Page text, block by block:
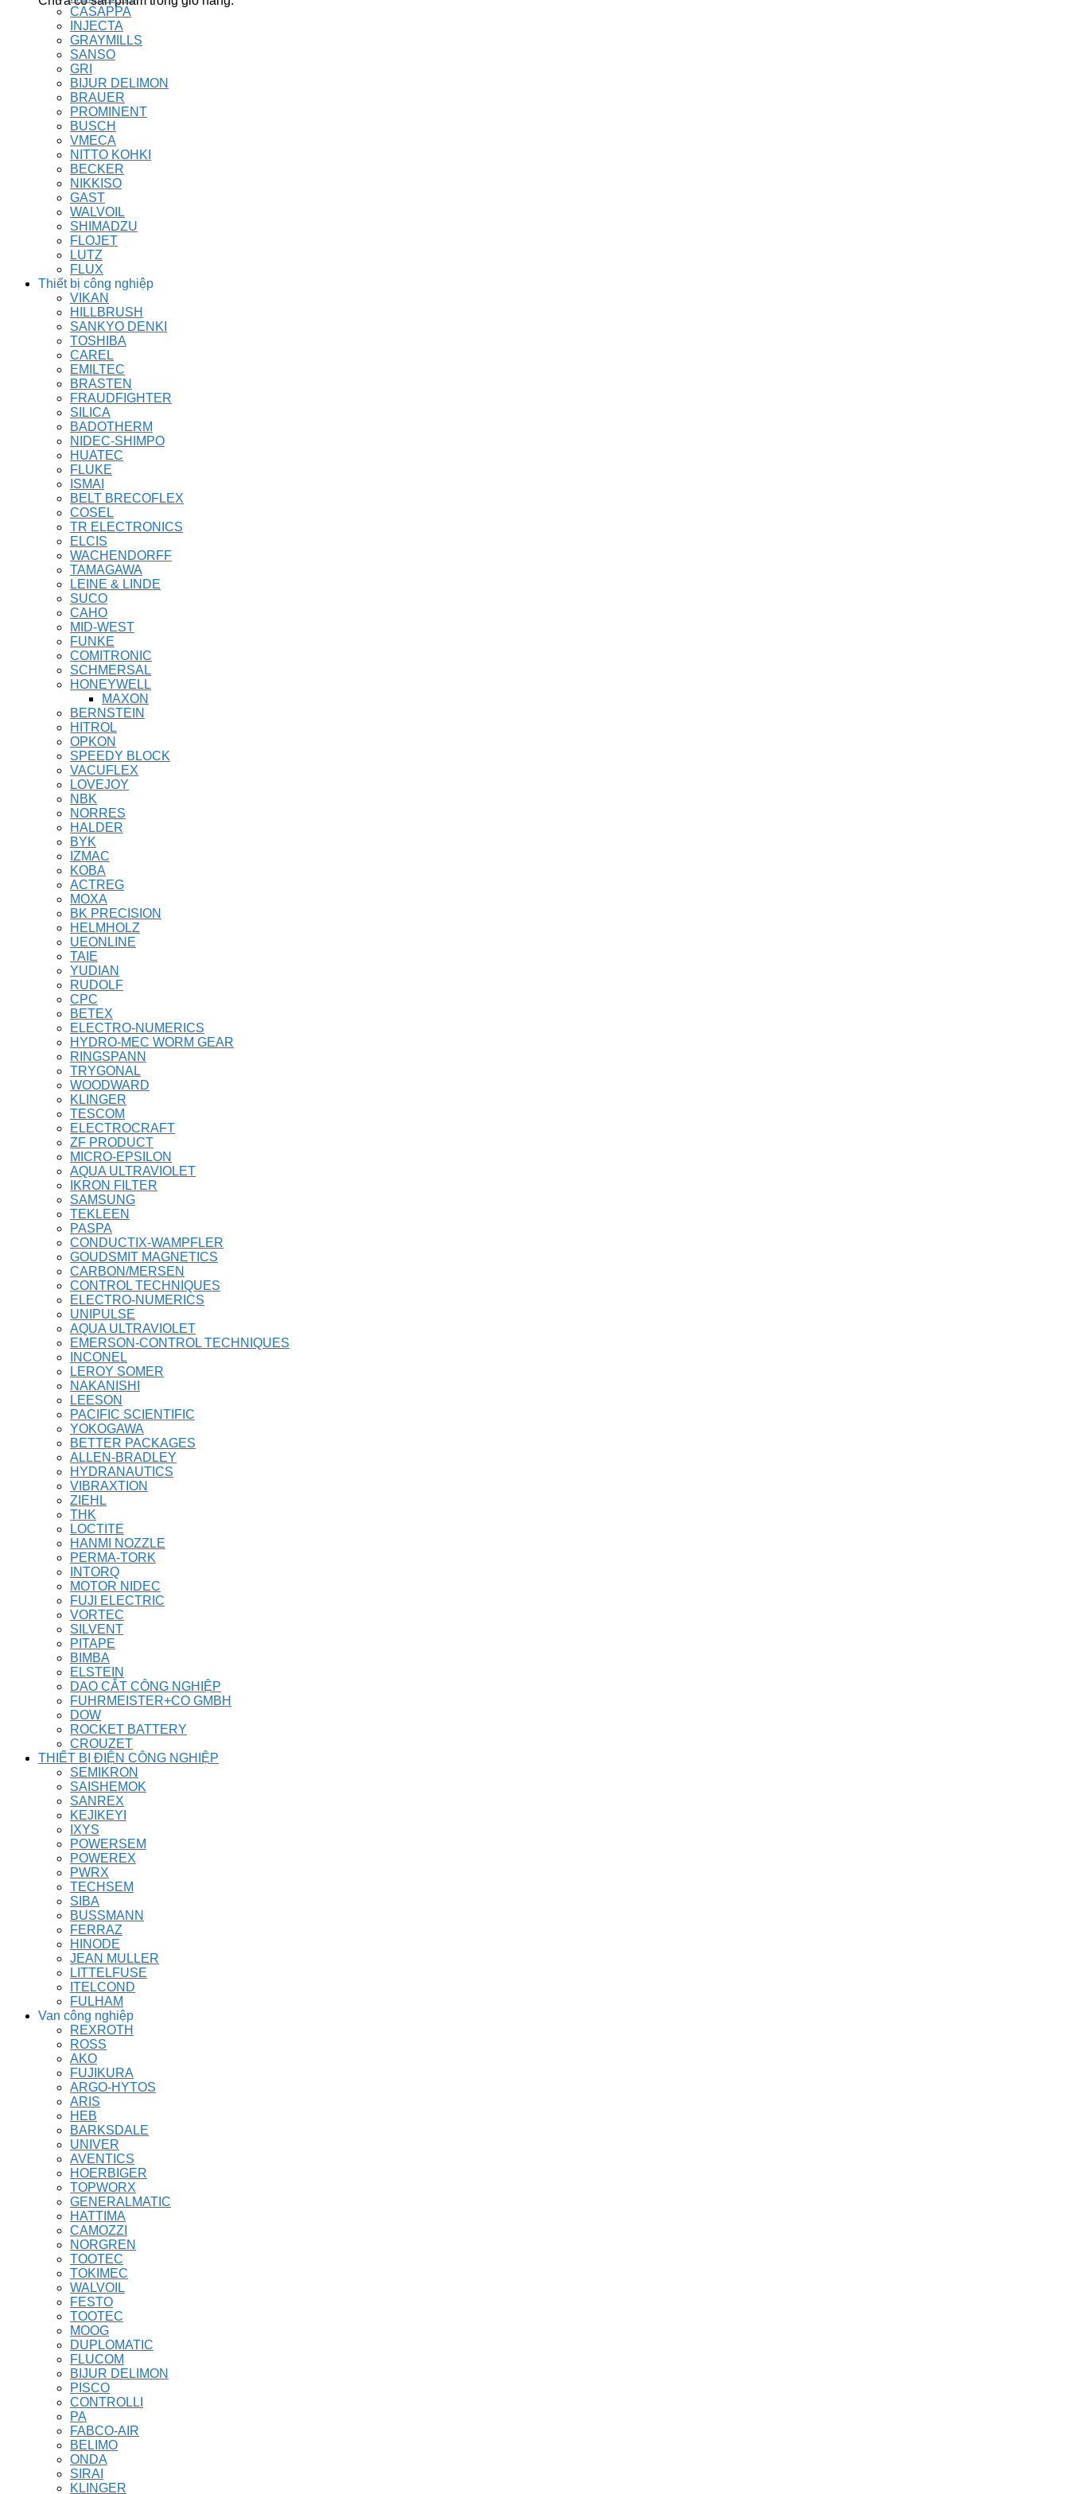
CASAPPA
INJECTA
GRAYMILLS
SANSO
GRI
BIJUR DELIMON
BRAUER
PROMINENT
BUSCH
VMECA
NITTO KOHKI
BECKER
NIKKISO
GAST
WALVOIL
SHIMADZU
FLOJET
LUTZ
FLUX
Thiết bị công nghiệp
VIKAN
HILLBRUSH
SANKYO DENKI
TOSHIBA
CAREL
EMILTEC
BRASTEN
FRAUDFIGHTER
SILICA
BADOTHERM
NIDEC-SHIMPO
HUATEC
FLUKE
ISMAI
BELT BRECOFLEX
COSEL
TR ELECTRONICS
ELCIS
WACHENDORFF
TAMAGAWA
LEINE & LINDE
SUCO
CAHO
MID-WEST
FUNKE
COMITRONIC
SCHMERSAL
HONEYWELL
MAXON
BERNSTEIN
HITROL
OPKON
SPEEDY BLOCK
VACUFLEX
LOVEJOY
NBK
NORRES
HALDER
BYK
IZMAC
KOBA
ACTREG
MOXA
BK PRECISION
HELMHOLZ
UEONLINE
TAIE
YUDIAN
RUDOLF
CPC
BETEX
ELECTRO-NUMERICS
HYDRO-MEC WORM GEAR
RINGSPANN
TRYGONAL
WOODWARD
KLINGER
TESCOM
ELECTROCRAFT
ZF PRODUCT
MICRO-EPSILON
AQUA ULTRAVIOLET
IKRON FILTER
SAMSUNG
TEKLEEN
PASPA
CONDUCTIX-WAMPFLER
GOUDSMIT MAGNETICS
CARBON/MERSEN
CONTROL TECHNIQUES
ELECTRO-NUMERICS
UNIPULSE
AQUA ULTRAVIOLET
EMERSON-CONTROL TECHNIQUES
INCONEL
LEROY SOMER
NAKANISHI
LEESON
PACIFIC SCIENTIFIC
YOKOGAWA
BETTER PACKAGES
ALLEN-BRADLEY
HYDRANAUTICS
VIBRAXTION
ZIEHL
THK
LOCTITE
HANMI NOZZLE
PERMA-TORK
INTORQ
MOTOR NIDEC
FUJI ELECTRIC
VORTEC
SILVENT
PITAPE
BIMBA
ELSTEIN
DAO CẮT CÔNG NGHIỆP
FUHRMEISTER+CO GMBH
DOW
ROCKET BATTERY
CROUZET
THIẾT BỊ ĐIỆN CÔNG NGHIỆP
SEMIKRON
SAISHEMOK
SANREX
KEJIKEYI
IXYS
POWERSEM
POWEREX
PWRX
TECHSEM
SIBA
BUSSMANN
FERRAZ
HINODE
JEAN MULLER
LITTELFUSE
ITELCOND
FULHAM
Van công nghiệp
REXROTH
ROSS
AKO
FUJIKURA
ARGO-HYTOS
ARIS
HEB
BARKSDALE
UNIVER
AVENTICS
HOERBIGER
TOPWORX
GENERALMATIC
HATTIMA
CAMOZZI
NORGREN
TOOTEC
TOKIMEC
WALVOIL
FESTO
TOOTEC
MOOG
DUPLOMATIC
FLUCOM
BIJUR DELIMON
PISCO
CONTROLLI
PA
FABCO-AIR
BELIMO
ONDA
SIRAI
KLINGER